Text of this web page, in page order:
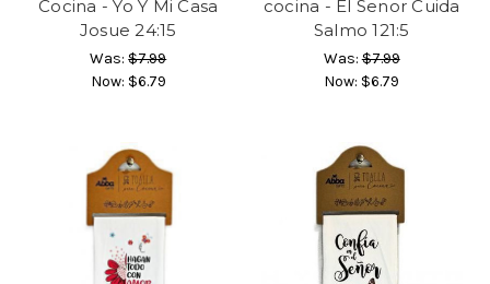
Cocina - Yo Y Mi Casa
Josue 24:15
Was:$7.99
Now: $6.79
cocina - El Senor Cuida
Salmo 121:5
Was:$7.99
Now: $6.79